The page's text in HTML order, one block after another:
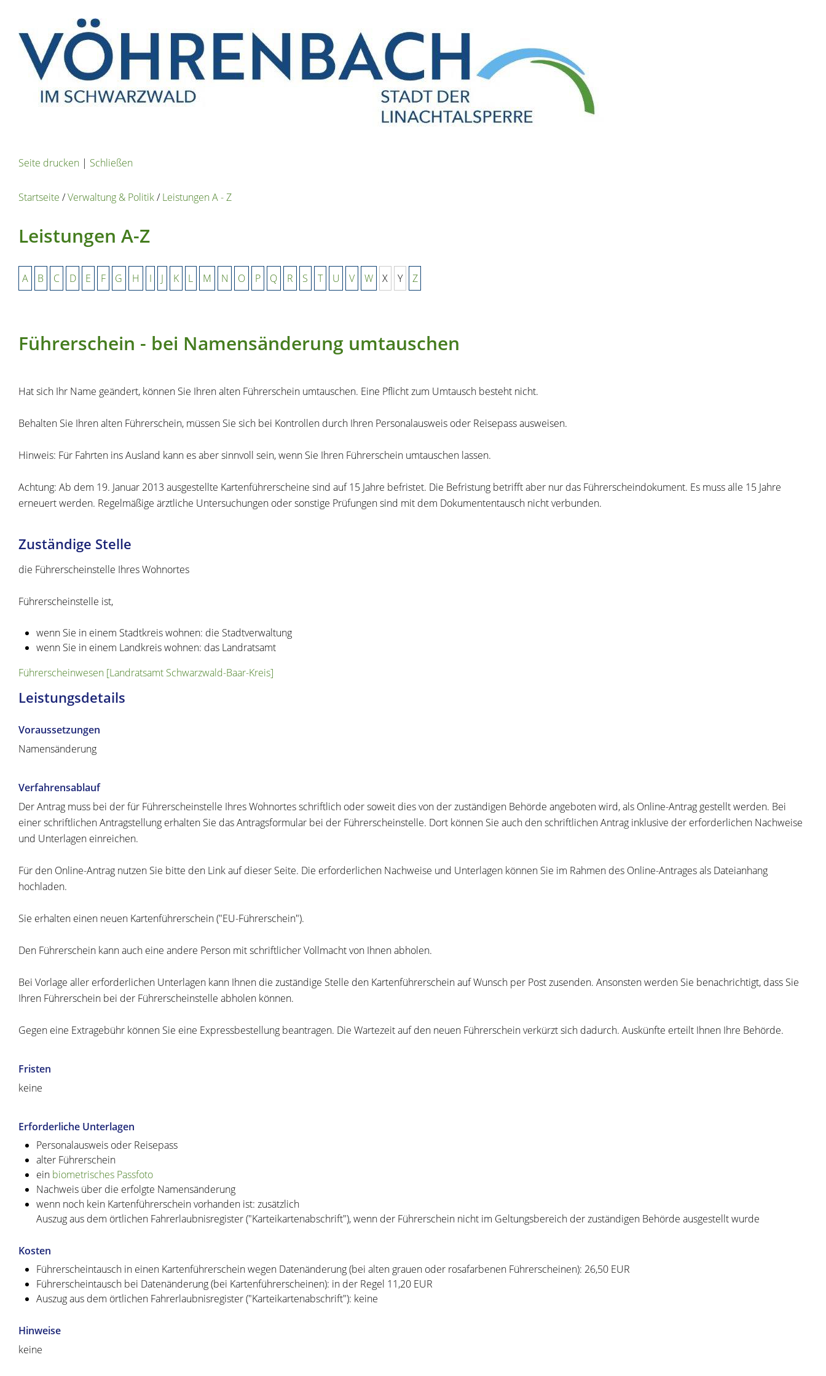
Seite drucken | Schließen
Startseite /Verwaltung & Politik/Leistungen A - Z
Leistungen A-Z
A B C D E F G H I J K L M N O P Q R S T U V W X Y Z
Führerschein - bei Namensänderung umtauschen
Hat sich Ihr Name geändert, können Sie Ihren alten Führerschein umtauschen. Eine Pflicht zum Umtausch besteht nicht.
Behalten Sie Ihren alten Führerschein, müssen Sie sich bei Kontrollen durch Ihren Personalausweis oder Reisepass ausweisen.
Hinweis: Für Fahrten ins Ausland kann es aber sinnvoll sein, wenn Sie Ihren Führerschein umtauschen lassen.
Achtung: Ab dem 19. Januar 2013 ausgestellte Kartenführerscheine sind auf 15 Jahre befristet. Die Befristung betrifft aber nur das Führerscheindokument. Es muss alle 15 Jahre
erneuert werden. Regelmäßige ärztliche Untersuchungen oder sonstige Prüfungen sind mit dem Dokumententausch nicht verbunden.
Zuständige Stelle
die Führerscheinstelle Ihres Wohnortes
Führerscheinstelle ist,
wenn Sie in einem Stadtkreis wohnen: die Stadtverwaltung
wenn Sie in einem Landkreis wohnen: das Landratsamt
Führerscheinwesen [Landratsamt Schwarzwald-Baar-Kreis]
Leistungsdetails
Voraussetzungen
Namensänderung
Verfahrensablauf
Der Antrag muss bei der für Führerscheinstelle Ihres Wohnortes schriftlich oder soweit dies von der zuständigen Behörde angeboten wird, als Online-Antrag gestellt werden. Bei
einer schriftlichen Antragstellung erhalten Sie das Antragsformular bei der Führerscheinstelle. Dort können Sie auch den schriftlichen Antrag inklusive der erforderlichen Nachweise
und Unterlagen einreichen.
Für den Online-Antrag nutzen Sie bitte den Link auf dieser Seite. Die erforderlichen Nachweise und Unterlagen können Sie im Rahmen des Online-Antrages als Dateianhang
hochladen.
Sie erhalten einen neuen Kartenführerschein ("EU-Führerschein").
Den Führerschein kann auch eine andere Person mit schriftlicher Vollmacht von Ihnen abholen.
Bei Vorlage aller erforderlichen Unterlagen kann Ihnen die zuständige Stelle den Kartenführerschein auf Wunsch per Post zusenden. Ansonsten werden Sie benachrichtigt, dass Sie
Ihren Führerschein bei der Führerscheinstelle abholen können.
Gegen eine Extragebühr können Sie eine Expressbestellung beantragen. Die Wartezeit auf den neuen Führerschein verkürzt sich dadurch. Auskünfte erteilt Ihnen Ihre Behörde.
Fristen
keine
Erforderliche Unterlagen
Personalausweis oder Reisepass
alter Führerschein
ein biometrisches Passfoto
Nachweis über die erfolgte Namensänderung
wenn noch kein Kartenführerschein vorhanden ist: zusätzlich
Auszug aus dem örtlichen Fahrerlaubnisregister ("Karteikartenabschrift"), wenn der Führerschein nicht im Geltungsbereich der zuständigen Behörde ausgestellt wurde
Kosten
Führerscheintausch in einen Kartenführerschein wegen Datenänderung (bei alten grauen oder rosafarbenen Führerscheinen): 26,50 EUR
Führerscheintausch bei Datenänderung (bei Kartenführerscheinen): in der Regel 11,20 EUR
Auszug aus dem örtlichen Fahrerlaubnisregister ("Karteikartenabschrift"): keine
Hinweise
keine